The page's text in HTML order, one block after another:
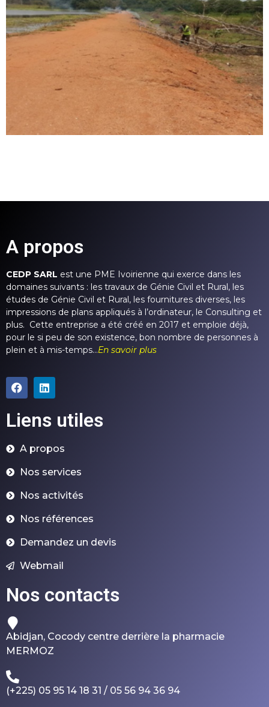
A propos
CEDP SARL est une PME Ivoirienne qui exerce dans les
domaines suivants : les travaux de Génie Civil et Rural, les
études de Génie Civil et Rural, les fournitures diverses, les
impressions de plans appliqués à l’ordinateur, le Consulting et
plus. Cette entreprise a été créé en 2017 et emploie déjà,
pour le si peu de son existence, bon nombre de personnes à
plein et à mis-temps…En savoir plus
Liens utiles
A propos
Nos services
Nos activités
Nos références
Demandez un devis
Webmail
Nos contacts
Abidjan, Cocody centre derrière la pharmacie
MERMOZ
(+225) 05 95 14 18 31 / 05 56 94 36 94